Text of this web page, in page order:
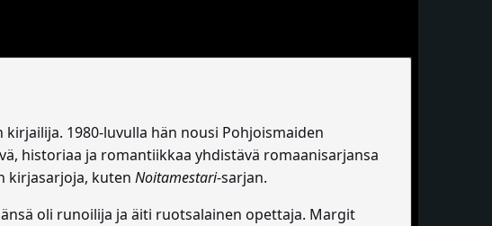
1980-luvulla hän nousi Pohjoismaiden
historiaa ja romantiikkaa yhdistävä romaanisarjansa
kirjasarjoja, kuten Noitamestari-sarjan.
oli runoilija ja äiti ruotsalainen opettaja. Margit